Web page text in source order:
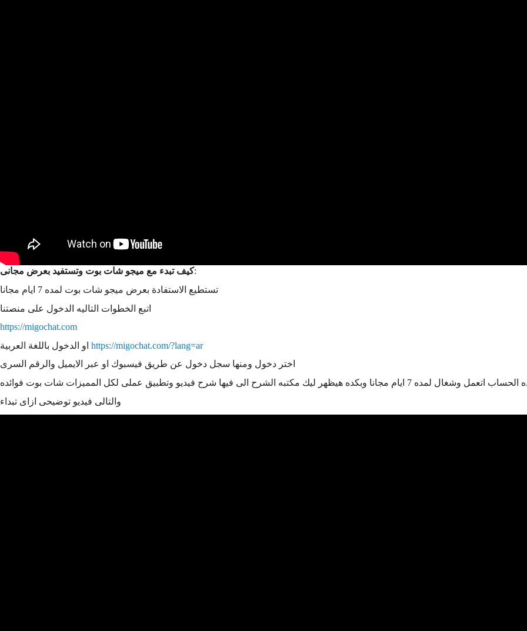
كيف تبدء مع ميجو شات بوت وتستفيد بعرض مجانى:
تستطيع الاستفادة بعرض ميجو شات بوت لمده 7 ايام مجانا
اتبع الخطوات التاليه الدخول على منصتنا
https://migochat.com
https://migochat.com/?lang=ar
اختر دخول ومنها سجل دخول عن طريق فيسبوك او عبر الايميل والرقم السرى
والتالى فيديو توضيحى ازاى تبداء